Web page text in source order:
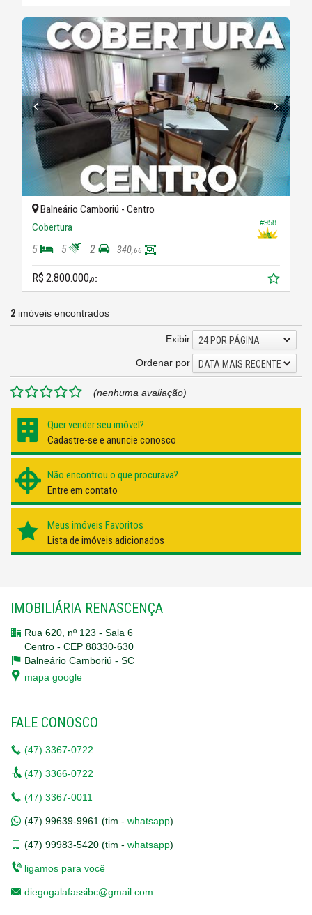
#958
Balneário Camboriú - Centro
Cobertura
5 5 2 340,66
R$ 2.800.000,00
2 imóveis encontrados
Exibir
24 POR PÁGINA
Ordenar por
DATA MAIS RECENTE
(nenhuma avaliação)
Quer vender seu imóvel?
Cadastre-se e anuncie conosco
Não encontrou o que procurava?
Entre em contato
Meus imóveis Favoritos
Lista de imóveis adicionados
IMOBILIÁRIA RENASCENÇA
Rua 620, nº 123 - Sala 6
Centro - CEP 88330-630
Balneário Camboriú - SC
mapa google
FALE CONOSCO
(47) 3367-0722
(47) 3366-0722
(47) 3367-0011
(47) 99639-9961 (tim - whatsapp)
(47) 99983-5420 (tim - whatsapp)
ligamos para você
diegogalafassibc@gmail.com